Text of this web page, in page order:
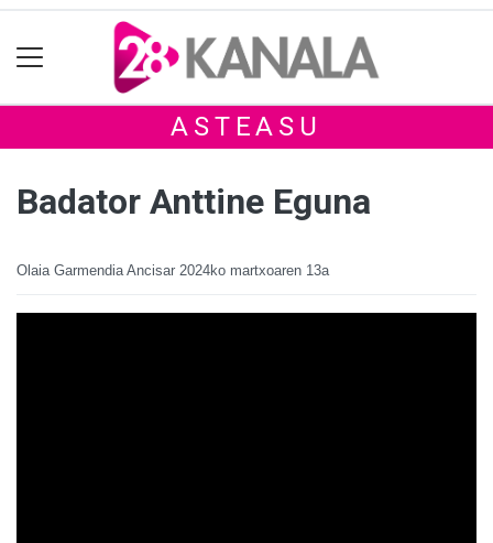
ASTEASU
Badator Anttine Eguna
Olaia Garmendia Ancisar 2024ko martxoaren 13a